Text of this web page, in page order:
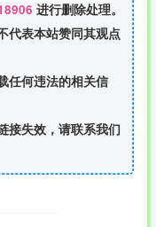
进行删除处理。
代表本站赞同其观点
任何违法的相关信
接失效，请联系我们